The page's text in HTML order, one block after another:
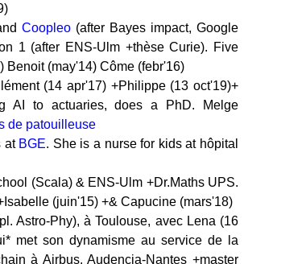
Coopleo(after Bayes impact, Google
1 (after ENS-Ulm +thèse Curie). Five
Benoit (may'14) Côme (febr'16)
(14 apr'17) +Philippe (13 oct'19)+
AI to actuaries, does a PhD. Melge
de patouilleuse
at BGE. She is a nurse for kids at hôpital
(Scala) & ENS-Ulm +Dr.Maths UPS.
(juin'15) +& Capucine (mars'18)
Astro-Phy), à Toulouse, avec Lena (16
met son dynamisme au service de la
à Airbus. Audencia-Nantes +master